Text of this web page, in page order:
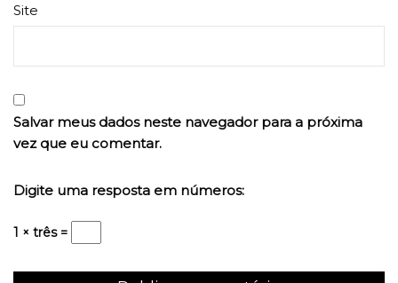
Site
Salvar meus dados neste navegador para a próxima
vez que eu comentar.
Digite uma resposta em números:
1 × três =